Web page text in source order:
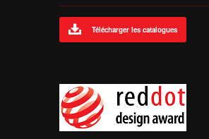
Télécharger les catalogues